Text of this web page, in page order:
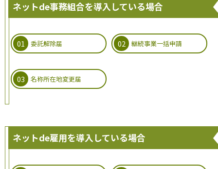
ネットde事務組合を導入している場合
委託解除届 継続事業一括申請
名称所在地変更届
ネットde雇用を導入している場合